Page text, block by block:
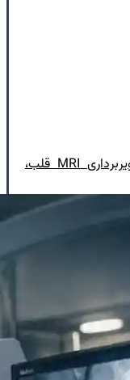
MRI قلب چیست؟ راهنمای کامل تصویربرداری MRI قلب،